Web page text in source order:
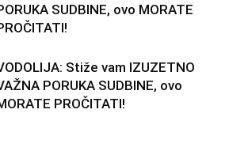
SUDBINE, ovo MORATE
Stiže vam IZUZETNO
PORUKA SUDBINE, ovo
PROČITATI!